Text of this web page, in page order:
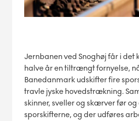
Jernbanen ved Snoghøj får i det
halve år en tiltrængt fornyelse,
Banedanmark udskifter fire
travle jyske hovedstrækning.
skinner, sveller og skærver før
sporskifterne, og der udføres